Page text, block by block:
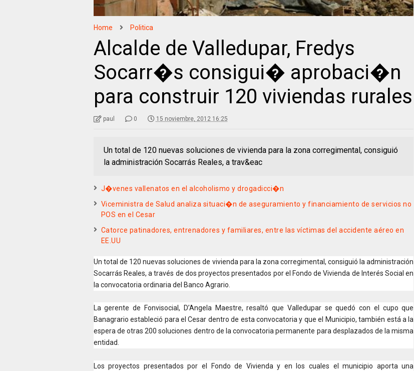
Home Politica
Alcalde de Valledupar, Fredys
Socarr�s consigui� aprobaci�n
para construir 120 viviendas rurales
paul 0 15 noviembre, 2012 16:25
Un total de 120 nuevas soluciones de vivienda para la zona corregimental, consiguió
la administración Socarrás Reales, a trav&eac
J�venes vallenatos en el alcoholismo y drogadicci�n
Viceministra de Salud analiza situaci�n de aseguramiento y financiamiento de servicios no
POS en el Cesar
Catorce patinadores, entrenadores y familiares, entre las víctimas del accidente aéreo en
EE.UU
Un total de 120 nuevas soluciones de vivienda para la zona corregimental, consiguió la administración
Socarrás Reales, a través de dos proyectos presentados por el Fondo de Vivienda de Interés Social en
la convocatoria ordinaria del Banco Agrario.
La gerente de Fonvisocial, D’Angela Maestre, resaltó que Valledupar se quedó con el cupo que
Banagrario estableció para el Cesar dentro de esta convocatoria y que el Municipio, también está a la
espera de otras 200 soluciones dentro de la convocatoria permanente para desplazados de la misma
entidad.
Los proyectos presentados por el Fondo de Vivienda y en los cuales el municipio aporta una